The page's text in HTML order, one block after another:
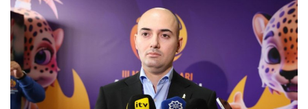
Hadisə
Olimpiada
Layihə